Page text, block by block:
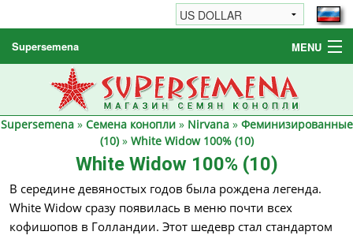
Supersemena MENU
Семена конопли
Другие товары
Как заказать / FAQ
Supersemena» Семена конопли» Nirvana» Феминизированные
(10)» White Widow 100% (10)
White Widow 100% (10)
В середине девяностых годов была рождена легенда.
White Widow сразу появилась в меню почти всех
кофишопов в Голландии. Этот шедевр стал стандартом